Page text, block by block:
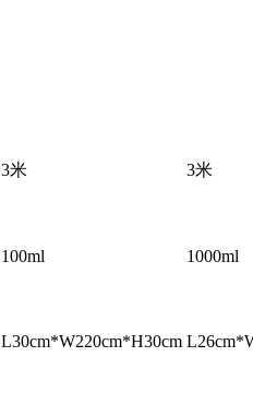
3米 3米
100ml 1000ml
L30cm*W220cm*H30cm